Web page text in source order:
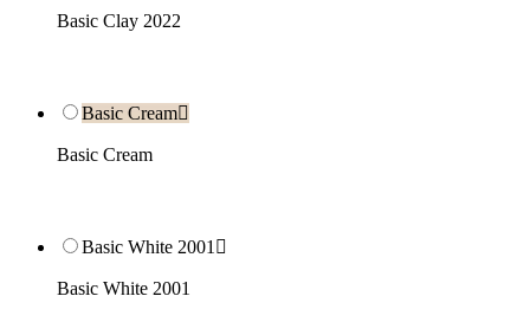
Basic Clay 2022
Basic Cream
Basic Cream
Basic White 2001 
Basic White 2001